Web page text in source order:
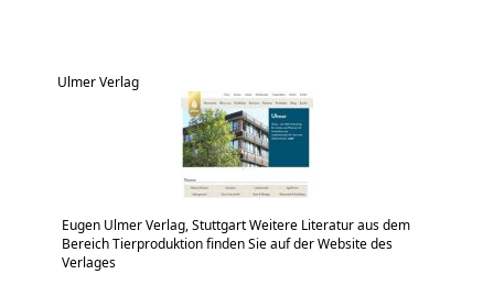
Ulmer Verlag
Eugen Ulmer Verlag, Stuttgart Weitere Literatur aus dem
Bereich Tierproduktion finden Sie auf der Website des
Verlages